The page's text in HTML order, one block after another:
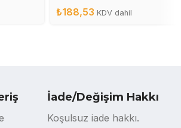
₺188,53 KDV dahil
İade/Değişim Hakkı
Koşulsuz iade hakkı.